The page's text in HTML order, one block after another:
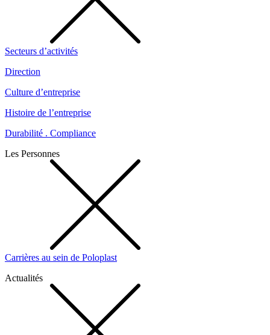
Secteurs d’activités
Direction
Culture d’entreprise
Histoire de l’entreprise
Durabilité . Compliance
Les Personnes
Carrières au sein de Poloplast
Actualités